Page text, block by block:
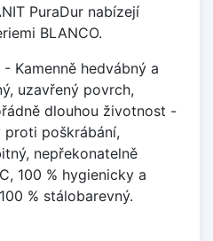
PuraDur nabízejí
BLANCO.
- Kamenně hedvábný a
uzavřený povrch,
dlouhou životnost -
proti poškrábání,
nepřekonatelně
100 % hygienicky a
% stálobarevný.